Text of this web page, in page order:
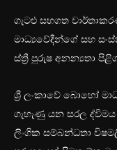
ගැටළු සහගත
මාධ්‍යවේදීන්ගේ සහ
ස්ත්‍රී පුරුෂ අනන්‍යතා
ශ්‍රී ලංකාවේ බොහෝ
ගැහැණු යන සරල
ලිංගික සම්බන්ධතා